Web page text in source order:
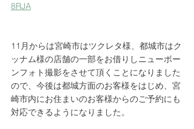
8RJA
11月からは宮崎市はツクレタ様、都城市はク
ッナム様の店舗の一部をお借りしニューボー
ンフォト撮影をさせて頂くことになりました
ので、今後は都城方面のお客様をはじめ、宮
崎市内にお住まいのお客様からのご予約にも
対応できるようになりました。